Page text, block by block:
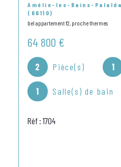
Amélie-les-Bains-Palalda
(66110)
bel appartement f2, proche thermes
64 800 €
2 Pièce(s) 1
1 Salle(s) de bain
Réf : 1704